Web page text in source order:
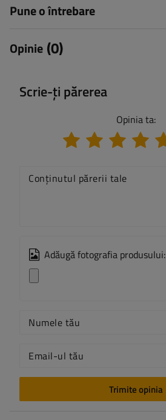
Pune o întrebare
Opinie (0)
Scrie-ți părerea
Opinia ta:
Conținutul părerii tale
Adăugă fotografia produsului:
Numele tău
Email-ul tău
Trimite opinia